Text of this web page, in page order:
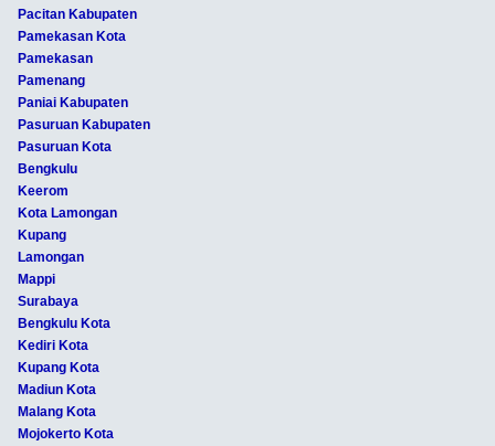
Pacitan Kabupaten
Pamekasan Kota
Pamekasan
Pamenang
Paniai Kabupaten
Pasuruan Kabupaten
Pasuruan Kota
Bengkulu
Keerom
Kota Lamongan
Kupang
Lamongan
Mappi
Surabaya
Bengkulu Kota
Kediri Kota
Kupang Kota
Madiun Kota
Malang Kota
Mojokerto Kota